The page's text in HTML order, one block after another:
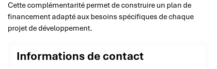
Cette complémentarité permet de construire un plan de
financement adapté aux besoins spécifiques de chaque
projet de développement.
Informations de contact